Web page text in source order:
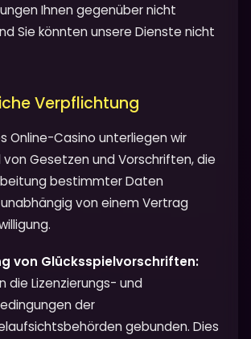
Ihnen gegenüber nicht
Sie könnten unsere Dienste nicht
Verpflichtung
Online-Casino unterliegen wir
von Gesetzen und Vorschriften, die
bestimmter Daten
von einem Vertrag
von Glücksspielvorschriften:
die Lizenzierungs- und
der
gebunden. Dies